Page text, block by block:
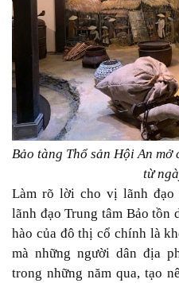
Bảo tàng Thổ sản Hội An
từ
Làm rõ lời cho vị lãnh đạo
lãnh đạo Trung tâm Bảo
hào của đô thị cổ chính là
mà những người dân địa
trong những năm qua, tạo